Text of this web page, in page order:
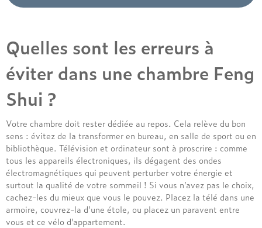
Quelles sont les erreurs à
éviter dans une chambre Feng
Shui ?
Votre chambre doit rester dédiée au repos. Cela relève du bon
sens : évitez de la transformer en bureau, en salle de sport ou en
bibliothèque. Télévision et ordinateur sont à proscrire : comme
tous les appareils électroniques, ils dégagent des ondes
électromagnétiques qui peuvent perturber votre énergie et
surtout la qualité de votre sommeil ! Si vous n’avez pas le choix,
cachez-les du mieux que vous le pouvez. Placez la télé dans une
armoire, couvrez-la d’une étole, ou placez un paravent entre
vous et ce vélo d’appartement.